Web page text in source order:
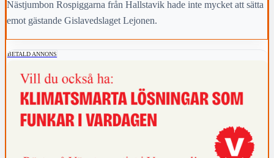
Nästjumbon Rospiggarna från Hallstavik hade inte mycket att sätta
emot gästande Gislavedslaget Lejonen.
BETALD ANNONS